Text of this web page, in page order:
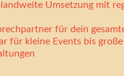
Umsetzung mit
für dein
für kleine Events bis große